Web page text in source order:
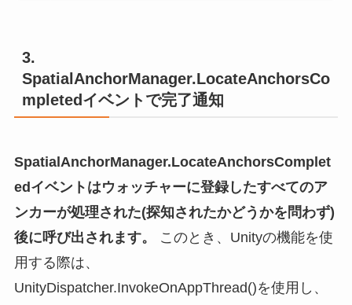
3.
SpatialAnchorManager.LocateAnchorsCo
mpletedイベントで完了通知
SpatialAnchorManager.LocateAnchorsComplet
edイベントはウォッチャーに登録したすべてのア
ンカーが処理された(探知されたかどうかを問わず)
後に呼び出されます。
このとき、Unityの機能を使
用する際は、
UnityDispatcher.InvokeOnAppThread()を使用し、